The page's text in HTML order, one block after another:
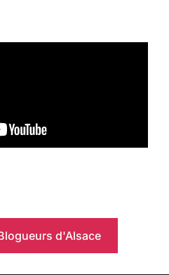
d'Alsace